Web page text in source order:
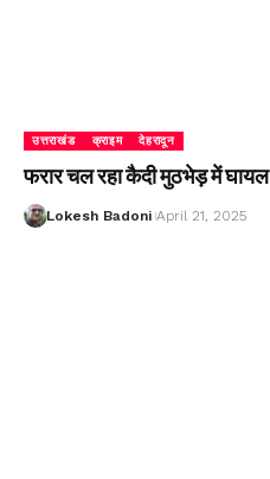
उत्तराखंड क्राइम देहरादून
फरार चल रहा कैदी मुठभेड़ में घायल
Lokesh Badoni April 21, 2025